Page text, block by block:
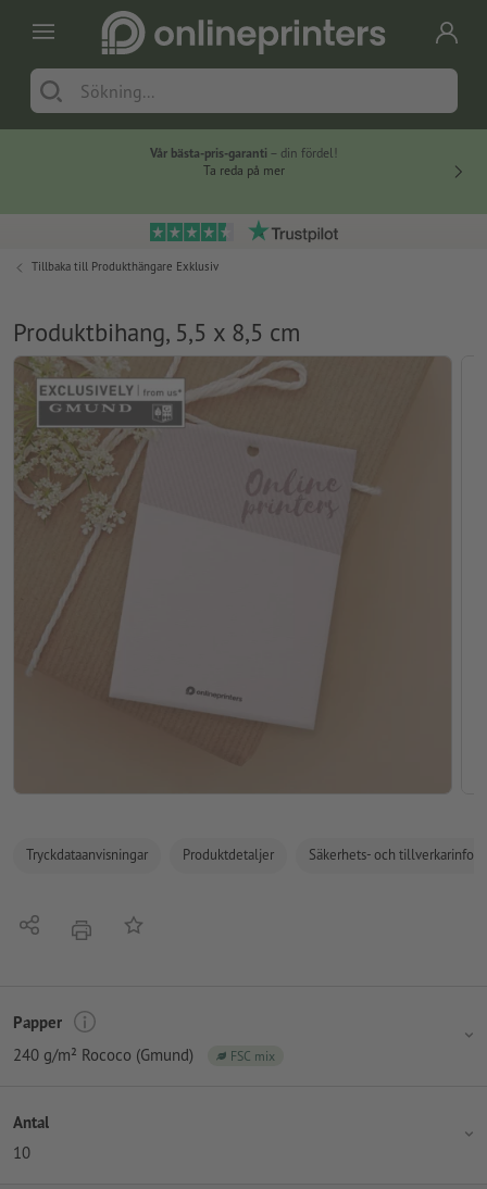
Vår bästa-pris-garanti – din fördel!
Ta reda på mer
Tillbaka till Produkthängare Exklusiv
Produktbihang, 5,5 x 8,5 cm
Tryckdataanvisningar Produktdetaljer Säkerhets- och
Dela erbjudandePå anteckningslistan
Papper
240 g/m² Rococo (Gmund)
FSC mix
Antal
10